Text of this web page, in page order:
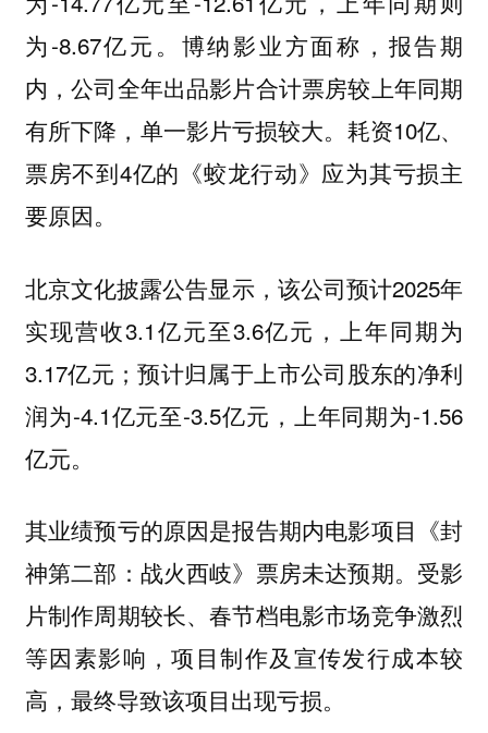
为-8.67亿元。博纳影业方面称，报告期
内，公司全年出品影片合计票房较上年同期
有所下降，单一影片亏损较大。耗资10亿、
票房不到4亿的《蛟龙行动》应为其亏损主
要原因。
北京文化披露公告显示，该公司预计2025年
实现营收3.1亿元至3.6亿元，上年同期为
3.17亿元；预计归属于上市公司股东的净利
润为-4.1亿元至-3.5亿元，上年同期为-1.56
亿元。
其业绩预亏的原因是报告期内电影项目《封
神第二部：战火西岐》票房未达预期。受影
片制作周期较长、春节档电影市场竞争激烈
等因素影响，项目制作及宣传发行成本较
高，最终导致该项目出现亏损。